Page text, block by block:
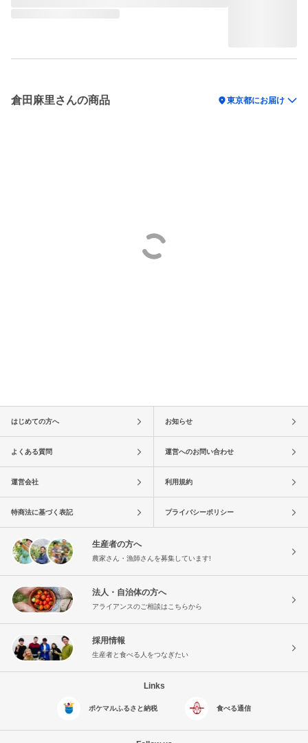
倉田麻里さんの商品 location_on東京都にお届け
はじめての方へ お知らせ
よくある質問 運営へのお問い合わせ
運営会社 利用規約
特商法に基づく表記 プライバシーポリシー
生産者の方へ
農家さん・漁師さんを募集しています!
法人・自治体の方へ
アライアンスのご相談はこちらから
採用情報
生産者と食べる人をつなぎたい
Links
ポケマルふるさと納税 食べる通信